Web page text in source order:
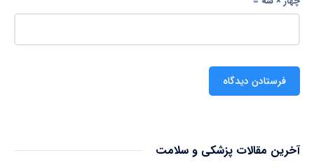
آخرین مقالات پزشکی و سلامت